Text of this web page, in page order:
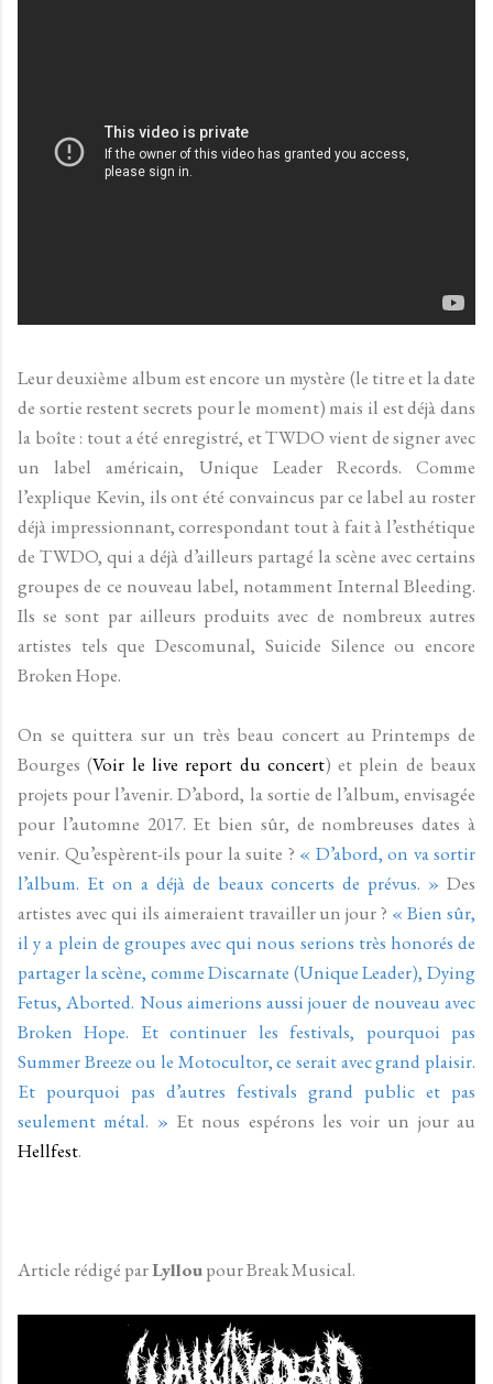
Leur deuxième album est encore un mystère (le titre et la date
de sortie restent secrets pour le moment) mais il est déjà dans
la boîte : tout a été enregistré, et TWDO vient de signer avec
un label américain, Unique Leader Records. Comme
l’explique Kevin, ils ont été convaincus par ce label au roster
déjà impressionnant, correspondant tout à fait à l’esthétique
de TWDO, qui a déjà d’ailleurs partagé la scène avec certains
groupes de ce nouveau label, notamment Internal Bleeding.
Ils se sont par ailleurs produits avec de nombreux autres
artistes tels que Descomunal, Suicide Silence ou encore
Broken Hope.
On se quittera sur un très beau concert au Printemps de
Bourges (Voir le live report du concert) et plein de beaux
projets pour l’avenir. D’abord, la sortie de l’album, envisagée
pour l’automne 2017. Et bien sûr, de nombreuses dates à
venir. Qu’espèrent-ils pour la suite ? « D’abord, on va sortir
l’album. Et on a déjà de beaux concerts de prévus. » Des
artistes avec qui ils aimeraient travailler un jour ? « Bien sûr,
il y a plein de groupes avec qui nous serions très honorés de
partager la scène, comme Discarnate (Unique Leader), Dying
Fetus, Aborted. Nous aimerions aussi jouer de nouveau avec
Broken Hope. Et continuer les festivals, pourquoi pas
Summer Breeze ou le Motocultor, ce serait avec grand plaisir.
Et pourquoi pas d’autres festivals grand public et pas
seulement métal. » Et nous espérons les voir un jour au
Hellfest.
Article rédigé parLylloupour Break Musical.